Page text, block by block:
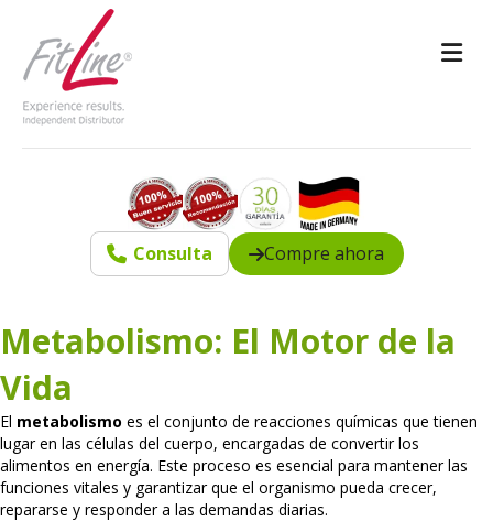
Consulta Compre ahora
Metabolismo: El Motor de la
Vida
El metabolismo es el conjunto de reacciones químicas que tienen
lugar en las células del cuerpo, encargadas de convertir los
alimentos en energía. Este proceso es esencial para mantener las
funciones vitales y garantizar que el organismo pueda crecer,
repararse y responder a las demandas diarias.